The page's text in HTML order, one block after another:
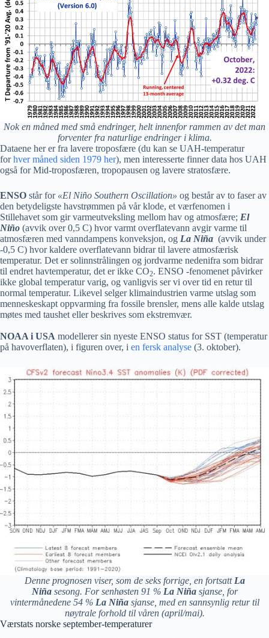
Nok en måned med små endringer, helt innenfor rammen av det man
forventer fra naturlige endringer i klima.
Dataene her er fra lavere troposfære (du kan se UAH-temperatur
forhver måned siden 1979 her), men interesserte finner data hos UAH
også for Mid-troposfæren, tropopausen og lavere stratosfære.
ENSO står for «El Niño Southern Oscillation» og består av to faser av
den betydeligste havstrømmen på vår klode, et værfenomen i
Stillehavet som gir varmeutveksling mellom hav og atmosfære; El
Niño (avvik over 0,5 C) hvor varmt overflatevann avgir varme til
atmosfæren med vanndampens konveksjon, og La Niña (avvik under
-0,5 C) hvor kaldere overflatevann bidrar til lavere atmosfærisk
temperatur. Det er solinnstrålingen og jordvarme nedenifra som bidrar
til endret havtemperatur, det er ikke CO2. ENSO -fenomenet påvirker
ikke global temperatur varig, og vanligvis ser vi over tid en retur til
normal temperatur. Likevel selger klimaindustrien varme utslag som
menneskeskapt oppvarming fra fossile brensler, mens alle kalde utslag
møtes med taushet eller beskrives som ekstremvær.
NOAA i USA modellerer sin nyeste ENSO status for SST (temperatur
på havoverflaten), i figuren over, i en fersk analyse (3. oktober).
Denne prognosen viser, som de seks forrige, en fortsatt La
Niñasesong. For senhøsten 91 % La Niñasjanse, for
vintermånedene 54 % La Niñasjanse, med en sannsynlig retur til
nøytrale forhold til våren (april/mai).
Værstats norske september-temperaturer